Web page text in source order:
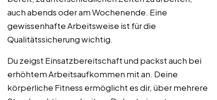
auch abends oder am Wochenende. Eine
gewissenhafte Arbeitsweise ist für die
Qualitätssicherung wichtig.
Du zeigst Einsatzbereitschaft und packst auch bei
erhöhtem Arbeitsaufkommen mit an. Deine
körperliche Fitness ermöglicht es dir, über mehrere